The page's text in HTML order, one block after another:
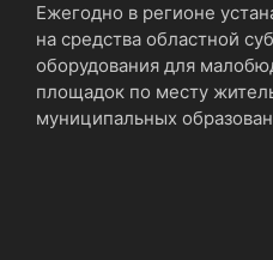
Ежегодно в регионе
на средства областной
оборудования для
площадок по месту
муниципальных